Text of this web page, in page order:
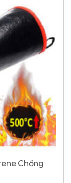
Chống